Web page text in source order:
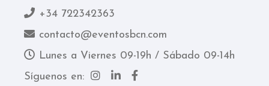
+34 722342363
contacto@eventosbcn.com
Lunes a Viernes 09-19h / Sábado 09-14h
Síguenos en: